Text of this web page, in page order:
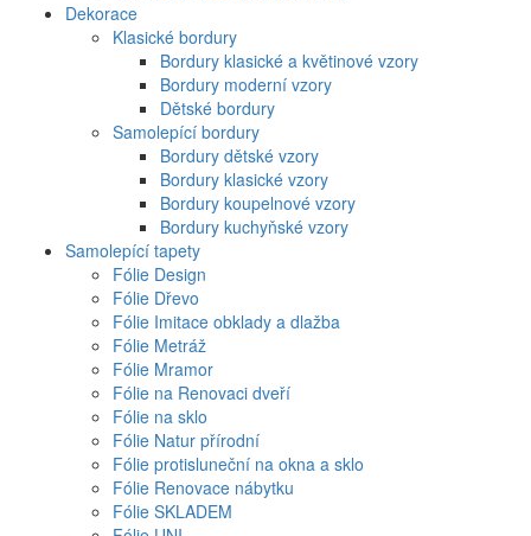
Dekorace
Klasické bordury
Bordury klasické a květinové vzory
Bordury moderní vzory
Dětské bordury
Samolepící bordury
Bordury dětské vzory
Bordury klasické vzory
Bordury koupelnové vzory
Bordury kuchyňské vzory
Samolepící tapety
Fólie Design
Fólie Dřevo
Fólie Imitace obklady a dlažba
Fólie Metráž
Fólie Mramor
Fólie na Renovaci dveří
Fólie na sklo
Fólie Natur přírodní
Fólie protisluneční na okna a sklo
Fólie Renovace nábytku
Fólie SKLADEM